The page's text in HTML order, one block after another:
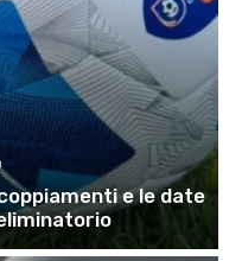
e le date